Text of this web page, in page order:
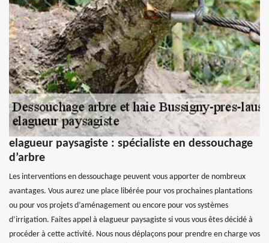
elagueur paysagiste : spécialiste en dessouchage
d’arbre
Les interventions en dessouchage peuvent vous apporter de nombreux
avantages. Vous aurez une place libérée pour vos prochaines plantations
ou pour vos projets d’aménagement ou encore pour vos systèmes
d’irrigation. Faites appel à elagueur paysagiste si vous vous êtes décidé à
procéder à cette activité. Nous nous déplaçons pour prendre en charge vos